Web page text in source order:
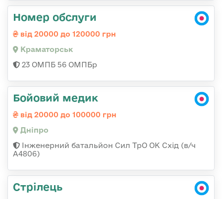
Номер обслуги
від 20000 до 120000 грн
Краматорськ
23 ОМПБ 56 ОМПБр
Бойовий медик
від 20000 до 100000 грн
Дніпро
Інженерний батальйон Сил ТрО ОК Схід (в/ч
А4806)
Стрілець